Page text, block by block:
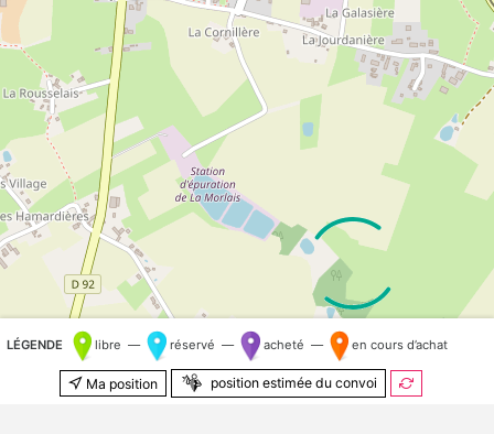
LÉGENDE libre — réservé — acheté — en cours d’achat
Ma position position estimée du convoi